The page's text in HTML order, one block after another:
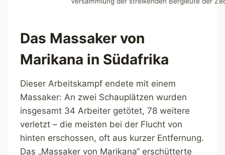
Das Massaker von
Marikana in Südafrika
Dieser Arbeitskampf endete mit einem
Massaker: An zwei Schauplätzen wurden
insgesamt 34 Arbeiter getötet, 78 weitere
verletzt – die meisten bei der Flucht von
hinten erschossen, oft aus kurzer Entfernung.
Das „Massaker von Marikana“ erschütterte